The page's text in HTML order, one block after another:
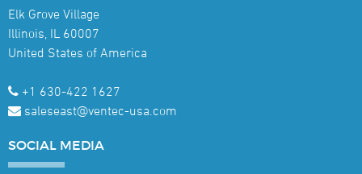
Elk Grove Village
Illinois, IL 60007
United States of America
+1 630-422 1627
saleseast@ventec-usa.com
SOCIAL MEDIA